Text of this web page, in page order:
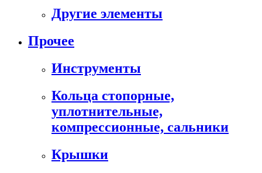
Другие элементы
Прочее
Инструменты
Кольца стопорные,
уплотнительные,
компрессионные, сальники
Крышки